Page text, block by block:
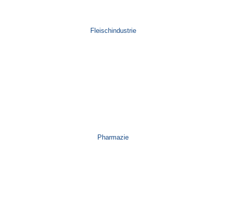
Fleischindustrie
Pharmazie